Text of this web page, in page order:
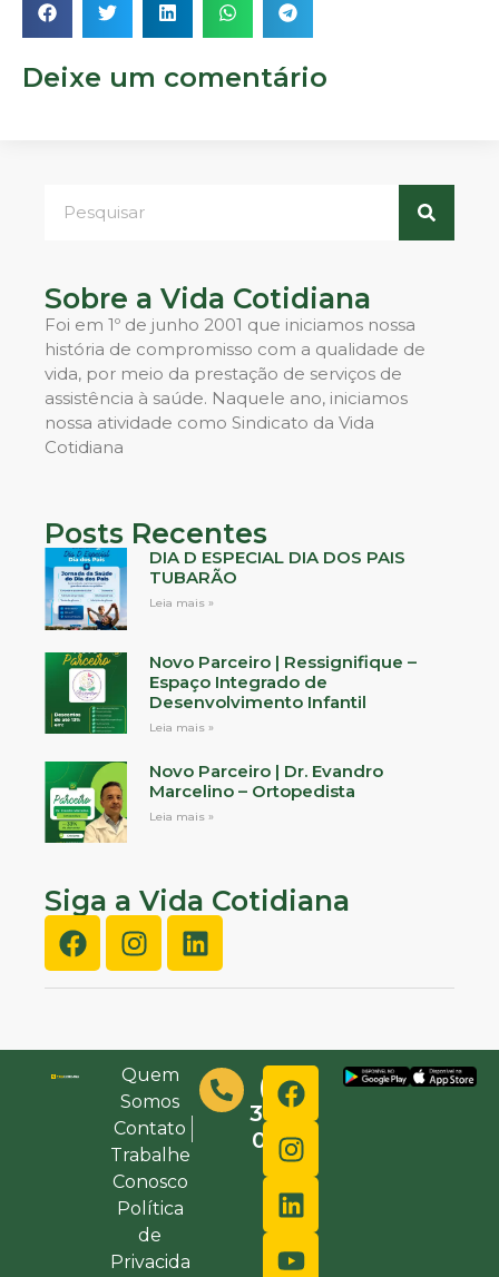
Deixe um comentário
Sobre a Vida Cotidiana
Foi em 1º de junho 2001 que iniciamos nossa
história de compromisso com a qualidade de
vida, por meio da prestação de serviços de
assistência à saúde. Naquele ano, iniciamos
nossa atividade como Sindicato da Vida
Cotidiana
Posts Recentes
DIA D ESPECIAL DIA DOS PAIS
TUBARÃO
Leia mais »
Novo Parceiro | Ressignifique –
Espaço Integrado de
Desenvolvimento Infantil
Leia mais »
Novo Parceiro | Dr. Evandro
Marcelino – Ortopedista
Leia mais »
Siga a Vida Cotidiana
Quem
Somos
Contato
Trabalhe
Conosco
Política
de
Privacida
(48)
3632-
0000